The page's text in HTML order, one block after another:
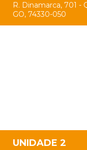
R. Dinamarca, 701 -
GO, 74330-050
UNIDADE 2